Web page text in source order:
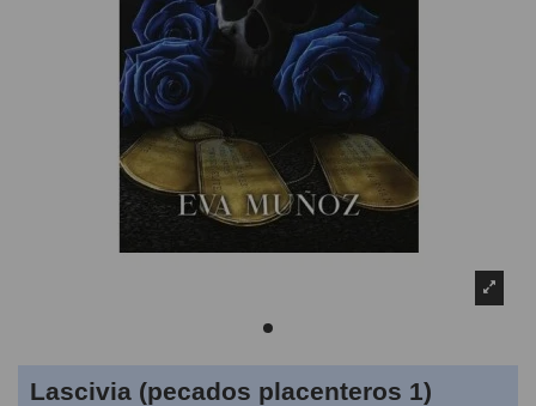
Lascivia (pecados placenteros 1)